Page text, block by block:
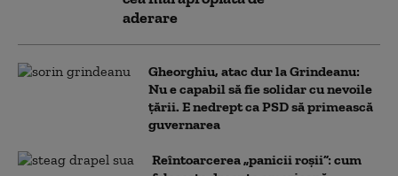
aderare
Gheorghiu, atac dur la Grindeanu:
Nu e capabil să fie solidar cu nevoile
țării. E nedrept ca PSD să primească
guvernarea
Reîntoarcerea „panicii roșii”: cum